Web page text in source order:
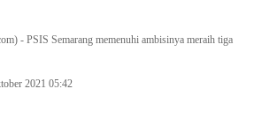
- PSIS Semarang memenuhi ambisinya meraih tiga
2021 05:42